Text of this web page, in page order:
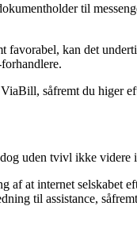
til
favorabel, kan det
såfremt du higer
uden tvivl ikke videre
af at internet selskabet
til assistance,